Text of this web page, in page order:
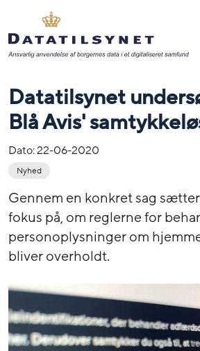
Datatilsynet
Blå Avis'
Dato:22-06-2020
Nyhed
Gennem en konkret sag
fokus på, om reglerne for
personoplysninger om
bliver overholdt.